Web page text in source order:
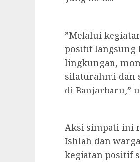
​”Melalui
positif langsung
lingkungan,
silaturahmi dan
di Banjarbaru,”
​Aksi simpati ini
Ishlah dan
kegiatan positif